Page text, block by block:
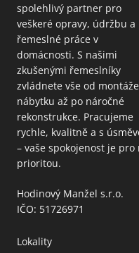
spolehlivý partner pro
veškeré opravy, údržbu a
řemeslné práce v
domácnosti. S našimi
zkušenými řemeslníky
zvládnete vše od montáže
nábytku až po náročné
rekonstrukce. Pracujeme
rychle, kvalitně a s
– vaše spokojenost je pro
prioritou.
Hodinový Manžel s.r.o.
IČO: 51726971
Lokality